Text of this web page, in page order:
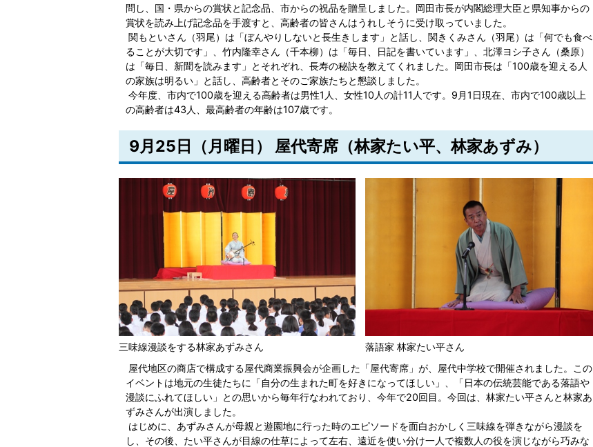
問し、国・県からの賞状と記念品、市からの祝品を贈呈しました。岡田市長が内閣総理大臣と県知事からの
賞状を読み上げ記念品を手渡すと、高齢者の皆さんはうれしそうに受け取っていました。
関もといさん（羽尾）は「ぼんやりしないと長生きします」と話し、関きくみさん（羽尾）は「何でも食べ
ることが大切です」、竹内隆幸さん（千本柳）は「毎日、日記を書いています」、北澤ヨシ子さん（桑原）
は「毎日、新聞を読みます」とそれぞれ、長寿の秘訣を教えてくれました。岡田市長は「100歳を迎える人
の家族は明るい」と話し、高齢者とそのご家族たちと懇談しました。
今年度、市内で100歳を迎える高齢者は男性1人、女性10人の計11人です。9月1日現在、市内で100歳以上
の高齢者は43人、最高齢者の年齢は107歳です。
9月25日（月曜日） 屋代寄席（林家たい平、林家あずみ）
三味線漫談をする林家あずみさん
落語家 林家たい平さん
屋代地区の商店で構成する屋代商業振興会が企画した「屋代寄席」が、屋代中学校で開催されました。この
イベントは地元の生徒たちに「自分の生まれた町を好きになってほしい」、「日本の伝統芸能である落語や
漫談にふれてほしい」との思いから毎年行なわれており、今年で20回目。今回は、林家たい平さんと林家あ
ずみさんが出演しました。
はじめに、あずみさんが母親と遊園地に行った時のエピソードを面白おかしく三味線を弾きながら漫談を
し、その後、たい平さんが目線の仕草によって左右、遠近を使い分け一人で複数人の役を演じながら巧みな